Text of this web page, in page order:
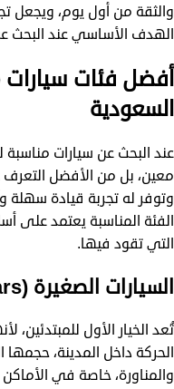
والثقة من أول يوم، ويجعل
الهدف الأساسي عند البحث
أفضل فئات سيارات
السعودية
عند البحث عن سيارات مناسبة
معين، بل من الأفضل التعرف
وتوفر له تجربة قيادة سهلة
الفئة المناسبة يعتمد على
التي تقود فيها.
السيارات الصغيرة (Compact Cars)
تُعد الخيار الأول
الحركة داخل المدينة،
والمناورة، خاصة في